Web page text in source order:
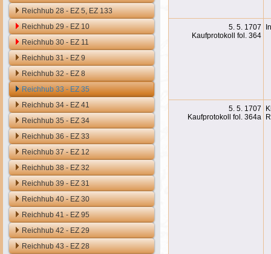
Reichhub 28 - EZ 5, EZ 133
Reichhub 29 - EZ 10
Reichhub 30 - EZ 11
Reichhub 31 - EZ 9
Reichhub 32 - EZ 8
Reichhub 33 - EZ 35
Reichhub 34 - EZ 41
Reichhub 35 - EZ 34
Reichhub 36 - EZ 33
Reichhub 37 - EZ 12
Reichhub 38 - EZ 32
Reichhub 39 - EZ 31
Reichhub 40 - EZ 30
Reichhub 41 - EZ 95
Reichhub 42 - EZ 29
Reichhub 43 - EZ 28
5. 5. 1707
Kaufprotokoll fol. 364
5. 5. 1707
Kaufprotokoll fol. 364a